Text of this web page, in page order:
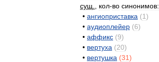
сущ
кол-во синонимов:
• ангиоприставка (1)
• аудиоплейер (6)
• аффикс (9)
• вертуха (20)
• вертушка (31)